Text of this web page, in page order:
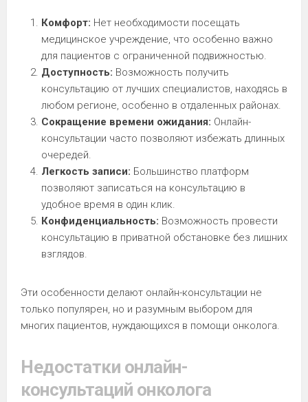
Комфорт: Нет необходимости посещать
медицинское учреждение, что особенно важно
для пациентов с ограниченной подвижностью.
Доступность: Возможность получить
консультацию от лучших специалистов, находясь в
любом регионе, особенно в отдаленных районах.
Сокращение времени ожидания: Онлайн-
консультации часто позволяют избежать длинных
очередей.
Легкость записи: Большинство платформ
позволяют записаться на консультацию в
удобное время в один клик.
Конфиденциальность: Возможность провести
консультацию в приватной обстановке без лишних
взглядов.
Эти особенности делают онлайн-консультации не
только популярен, но и разумным выбором для
многих пациентов, нуждающихся в помощи онколога.
Недостатки онлайн-
консультаций онколога